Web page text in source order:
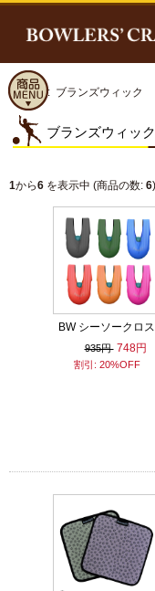
ホーム:: ブランズウィック
ブランズウィック
1から6 を表示中 (商品の数: 6)
BW シーソークロス
935円 748円
割引: 20%OFF